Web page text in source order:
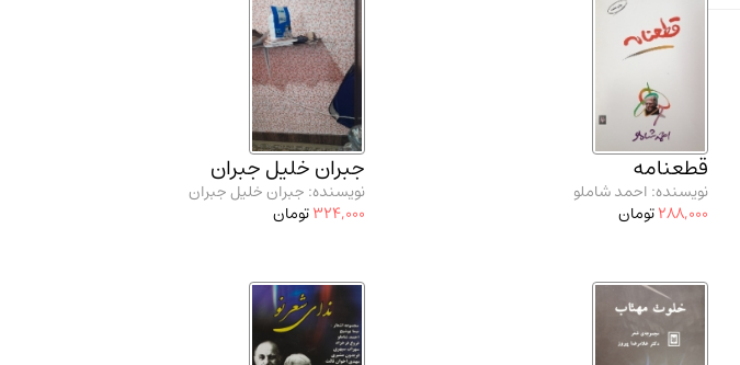
قطعنامه
نویسنده: احمد شاملو
288,000تومان
جبران خلیل جبران
نویسنده: جبران خلیل جبران
324,000تومان